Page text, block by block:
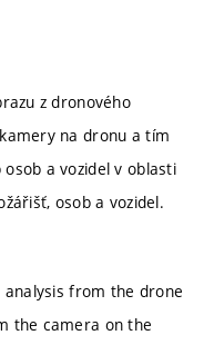
z dronového
na dronu a tím
a vozidel v oblasti
osob a vozidel.
from the drone
the camera on the